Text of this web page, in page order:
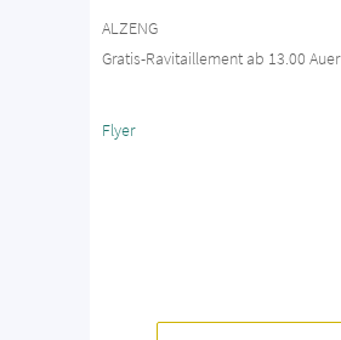
ALZENG
Gratis-Ravitaillement ab 13.00 Auer
Flyer